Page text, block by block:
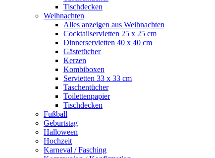
Tischdecken
Weihnachten
Alles anzeigen aus Weihnachten
Cocktailservietten 25 x 25 cm
Dinnerservietten 40 x 40 cm
Gästetücher
Kerzen
Kombiboxen
Servietten 33 x 33 cm
Taschentücher
Toilettenpapier
Tischdecken
Fußball
Geburtstag
Halloween
Hochzeit
Karneval / Fasching